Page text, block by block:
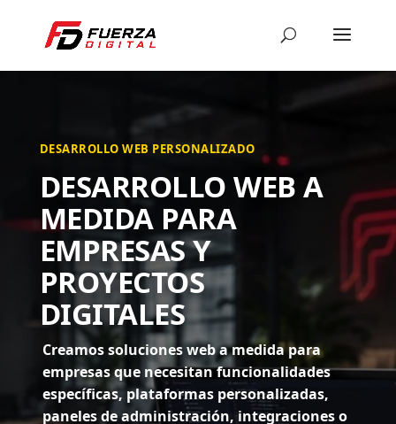
DESARROLLO WEB PERSONALIZADO
DESARROLLO WEB A
MEDIDA PARA
EMPRESAS Y
PROYECTOS
DIGITALES
Creamos soluciones web a medida para
empresas que necesitan funcionalidades
específicas, plataformas personalizadas,
paneles de administración, integraciones o